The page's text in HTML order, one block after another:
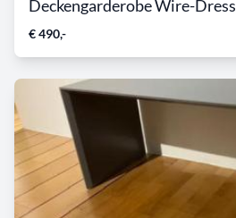
Deckengarderobe Wire-Dress
€ 490,-